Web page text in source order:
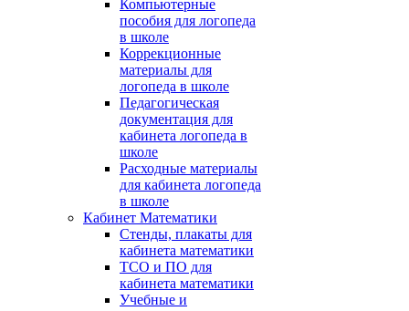
Компьютерные
пособия для логопеда
в школе
Коррекционные
материалы для
логопеда в школе
Педагогическая
документация для
кабинета логопеда в
школе
Расходные материалы
для кабинета логопеда
в школе
Кабинет Математики
Стенды, плакаты для
кабинета математики
ТСО и ПО для
кабинета математики
Учебные и